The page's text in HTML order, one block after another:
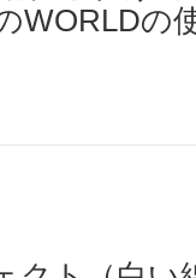
WORLDの